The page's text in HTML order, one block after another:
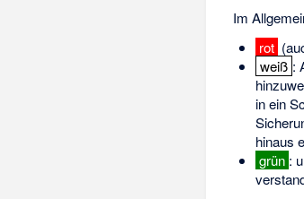
Im
rot
weiß :
in ein
hinaus
grün :